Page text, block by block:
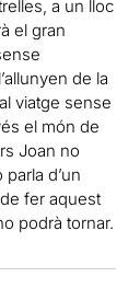
a un lloc
el gran
de la
viatge sense
el món de
Joan no
d’un
fer aquest
podrà tornar.